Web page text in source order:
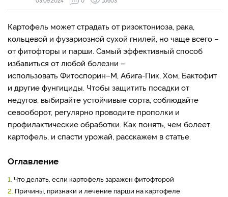
Картофель может страдать от ризоктониоза, рака,
кольцевой и фузариозной сухой гнилей, но чаще всего –
от фитофторы и парши. Самый эффективный способ
избавиться от любой болезни –
использовать Фитоспорин–М, Абига-Пик, Хом, Бактофит
и другие фунгициды. Чтобы защитить посадки от
недугов, выбирайте устойчивые сорта, соблюдайте
севооборот, регулярно проводите прополки и
профилактические обработки. Как понять, чем болеет
картофель, и спасти урожай, расскажем в статье.
Оглавление
1. Что делать, если картофель заражен фитофторой
2. Причины, признаки и лечение парши на картофеле